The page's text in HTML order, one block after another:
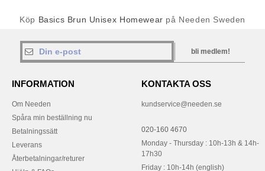
Köp Basics Brun Unisex Homewear på Needen Sweden
bli medlem!
INFORMATION
Om Needen
Spåra min beställning nu
Betalningssätt
Leverans
Återbetalningar/returer
KONTAKTA OSS
kundservice@needen.se
020-160 4670
Monday - Thursday : 10h-13h & 14h-
17h30
Friday : 10h-14h (english)